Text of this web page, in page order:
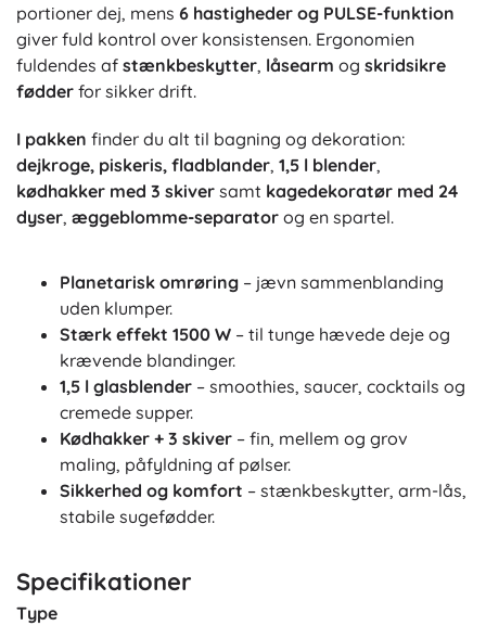
portioner dej, mens 6 hastigheder og PULSE-funktion
giver fuld kontrol over konsistensen. Ergonomien
fuldendes af stænkbeskytter, låsearm og skridsikre
fødder for sikker drift.
I pakken finder du alt til bagning og dekoration:
dejkroge, piskeris, fladblander, 1,5 l blender,
kødhakker med 3 skiver samt kagedekoratør med 24
dyser, æggeblomme-separator og en spartel.
Planetarisk omrøring – jævn sammenblanding
uden klumper.
Stærk effekt 1500 W – til tunge hævede deje og
krævende blandinger.
1,5 l glasblender – smoothies, saucer, cocktails og
cremede supper.
Kødhakker + 3 skiver – fin, mellem og grov
maling, påfyldning af pølser.
Sikkerhed og komfort – stænkbeskytter, arm-lås,
stabile sugefødder.
Specifikationer
Type